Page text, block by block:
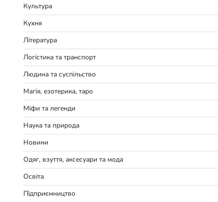
Культура
Кухня
Література
Логістика та транспорт
Людина та суспільство
Магія, езотерика, таро
Міфи та легенди
Наука та природа
Новини
Одяг, взуття, аксесуари та мода
Освіта
Підприємництво